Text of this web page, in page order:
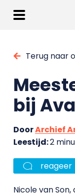
Terug naar
bij
DoorArchief
Leestijd:2
reageer
Nicole van